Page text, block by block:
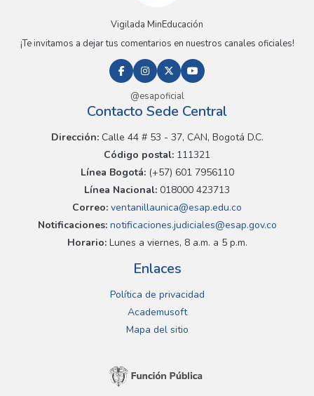
Vigilada MinEducación
¡Te invitamos a dejar tus comentarios en nuestros canales oficiales!
@esapoficial
Contacto Sede Central
Dirección:Calle 44 # 53 - 37, CAN, Bogotá D.C.
Código postal: 111321
Línea Bogotá:(+57) 601 7956110
Línea Nacional: 018000 423713
Correo: ventanillaunica@esap.edu.co
Notificaciones:notificaciones.judiciales@esap.gov.co
Horario:Lunes a viernes, 8 a.m. a 5 p.m.
Enlaces
Política de privacidad
Academusoft
Mapa del sitio